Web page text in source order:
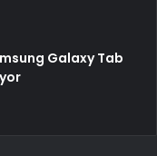
Galaxy Tab